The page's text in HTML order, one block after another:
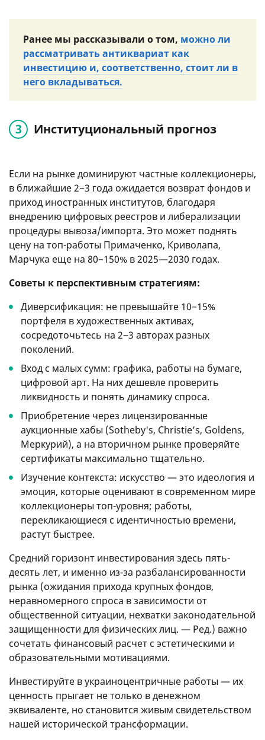
Ранее мы рассказывали о том, можно ли
рассматривать антиквариат как
инвестицию и, соответственно, стоит ли в
него вкладываться.
Институциональный прогноз
Если на рынке доминируют частные коллекционеры,
в ближайшие 2−3 года ожидается возврат фондов и
приход иностранных институтов, благодаря
внедрению цифровых реестров и либерализации
процедуры вывоза/импорта. Это может поднять
цену на топ-работы Примаченко, Криволапа,
Марчука еще на 80−150% в 2025—2030 годах.
Советы к перспективным стратегиям:
Диверсификация: не превышайте 10−15%
портфеля в художественных активах,
сосредоточьтесь на 2−3 авторах разных
поколений.
Вход с малых сумм: графика, работы на бумаге,
цифровой арт. На них дешевле проверить
ликвидность и понять динамику спроса.
Приобретение через лицензированные
аукционные хабы (Sotheby's, Christie’s, Goldens,
Меркурий), а на вторичном рынке проверяйте
сертификаты максимально тщательно.
Изучение контекста: искусство — это идеология и
эмоция, которые оценивают в современном мире
коллекционеры топ-уровня; работы,
перекликающиеся с идентичностью времени,
растут быстрее.
Средний горизонт инвестирования здесь пять-
десять лет, и именно из-за разбалансированности
рынка (ожидания прихода крупных фондов,
неравномерного спроса в зависимости от
общественной ситуации, нехватки законодательной
защищенности для физических лиц. — Ред.) важно
сочетать финансовый расчет с эстетическими и
образовательными мотивациями.
Инвестируйте в украиноцентричные работы — их
ценность прыгает не только в денежном
эквиваленте, но становится живым свидетельством
нашей исторической трансформации.